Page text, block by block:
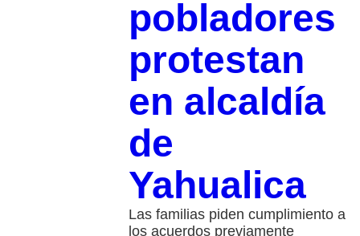
pobladores
protestan
en alcaldía
de
Yahualica
Las familias piden cumplimiento a
los acuerdos previamente